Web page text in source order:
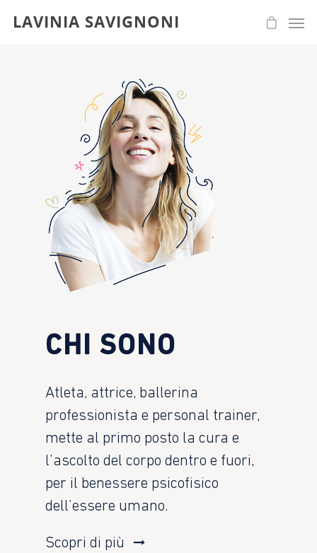
LAVINIA SAVIGNONI
CHI SONO
Atleta, attrice, ballerina
professionista e personal trainer,
mette al primo posto la cura e
l’ascolto del corpo dentro e fuori,
per il benessere psicofisico
dell’essere umano.
Scopri di più